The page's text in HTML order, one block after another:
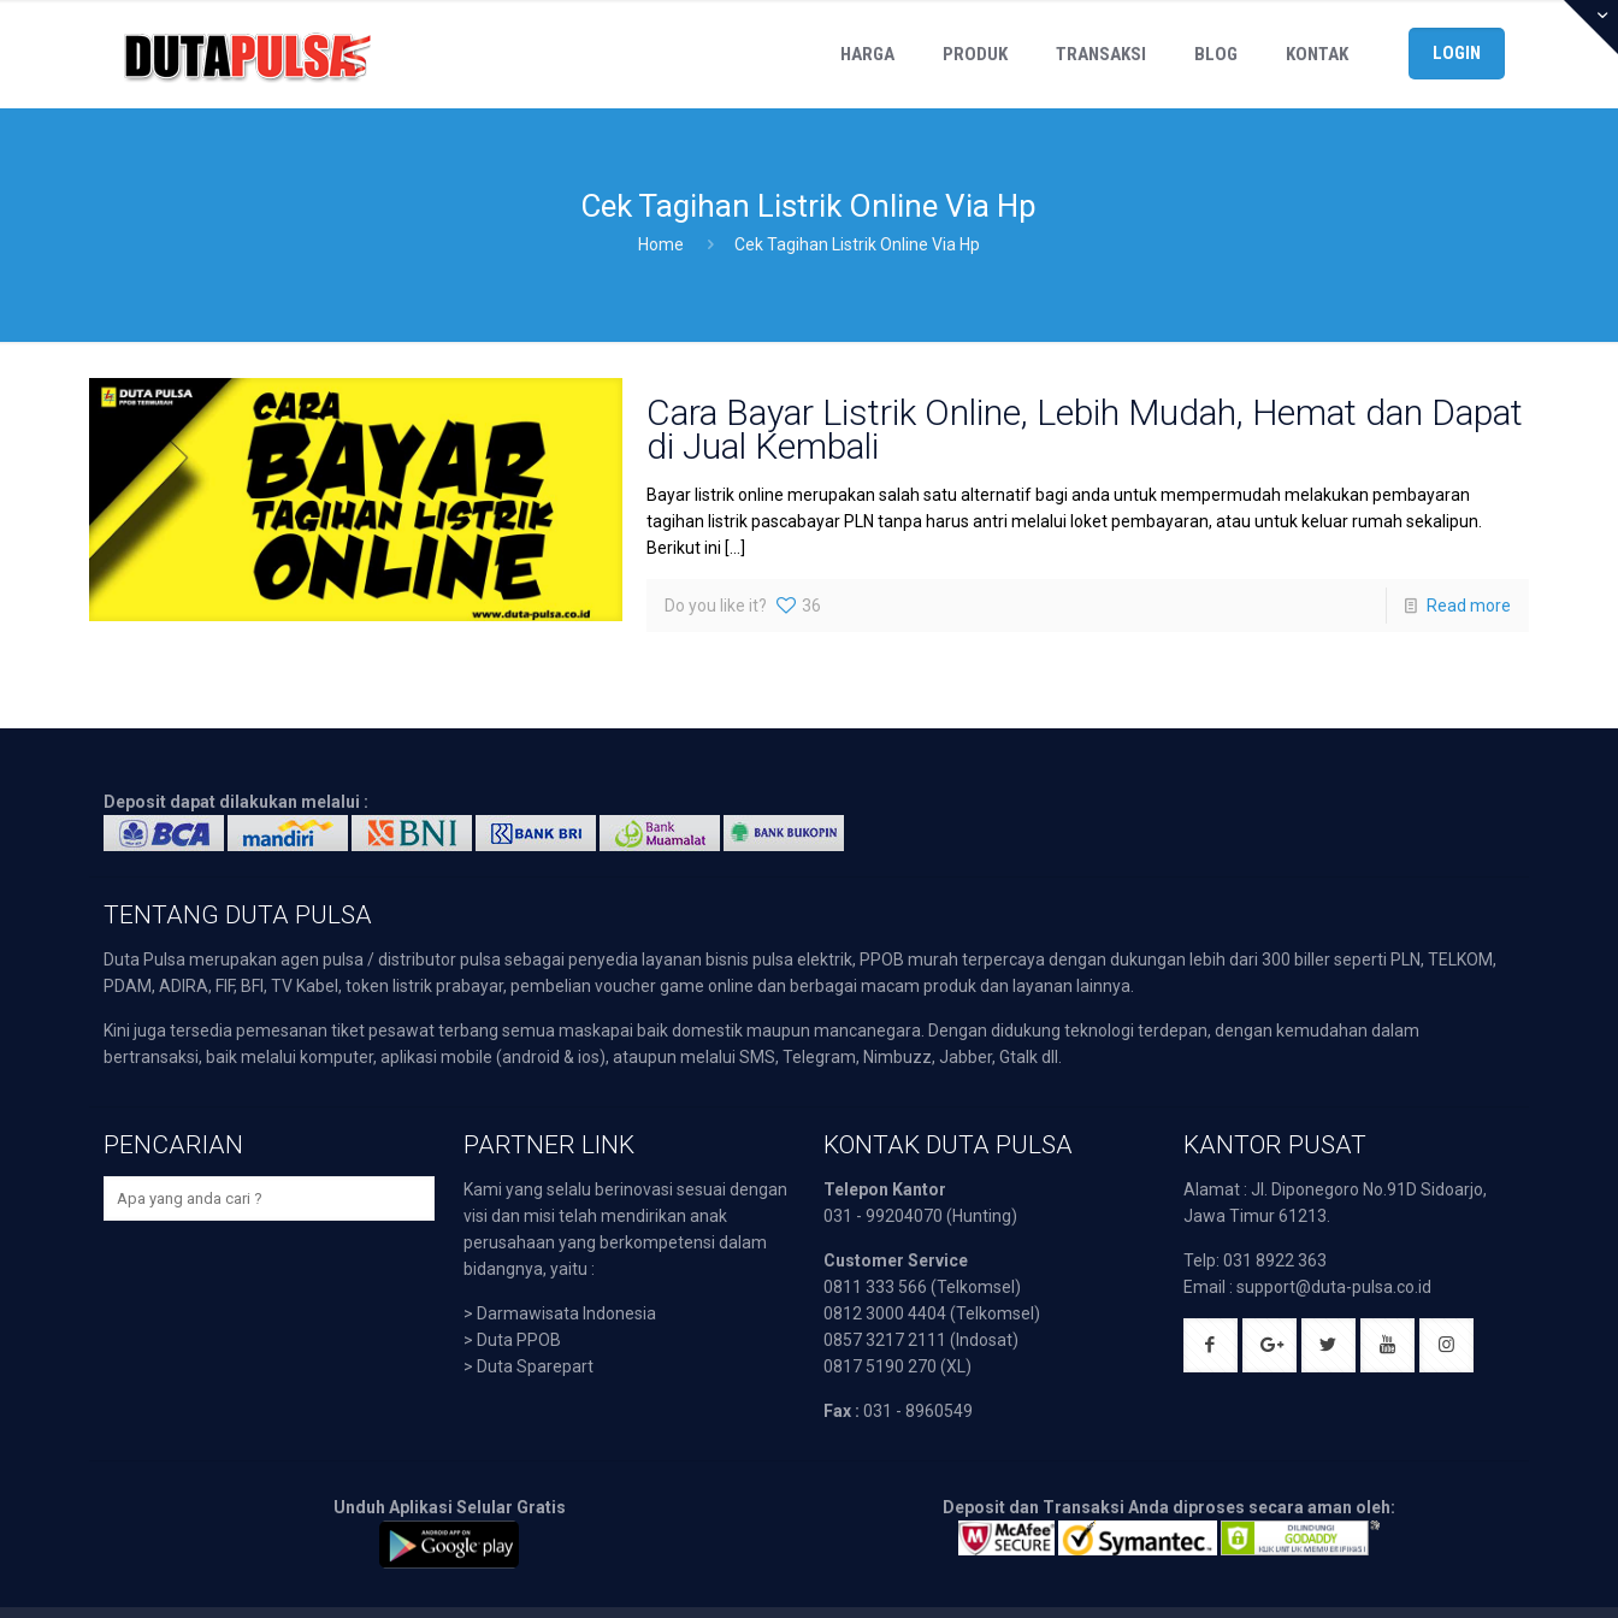
HARGA PRODUK TRANSAKSI BLOG KONTAK LOGIN
Cek Tagihan Listrik Online Via Hp
Home Cek Tagihan Listrik Online Via Hp
Cara Bayar Listrik Online, Lebih Mudah, Hemat dan Dapat
di Jual Kembali
Bayar listrik online merupakan salah satu alternatif bagi anda untuk mempermudah melakukan pembayaran
tagihan listrik pascabayar PLN tanpa harus antri melalui loket pembayaran, atau untuk keluar rumah sekalipun.
Berikut ini […]
Do you like it? 36 Read more
Deposit dapat dilakukan melalui :
TENTANG DUTA PULSA
Duta Pulsa merupakan agen pulsa / distributor pulsa sebagai penyedia layanan bisnis pulsa elektrik, PPOB murah terpercaya dengan dukungan lebih dari 300 biller seperti PLN, TELKOM,
PDAM, ADIRA, FIF, BFI, TV Kabel, token listrik prabayar, pembelian voucher game online dan berbagai macam produk dan layanan lainnya.
Kini juga tersedia pemesanan tiket pesawat terbang semua maskapai baik domestik maupun mancanegara. Dengan didukung teknologi terdepan, dengan kemudahan dalam
bertransaksi, baik melalui komputer, aplikasi mobile (android & ios), ataupun melalui SMS, Telegram, Nimbuzz, Jabber, Gtalk dll.
PENCARIAN PARTNER LINK
Kami yang selalu berinovasi sesuai dengan
visi dan misi telah mendirikan anak
perusahaan yang berkompetensi dalam
bidangnya, yaitu :
> Darmawisata Indonesia
> Duta PPOB
> Duta Sparepart
KONTAK DUTA PULSA
Telepon Kantor
031 - 99204070 (Hunting)
Customer Service
0811 333 566 (Telkomsel)
0812 3000 4404 (Telkomsel)
0857 3217 2111 (Indosat)
0817 5190 270 (XL)
Fax : 031 - 8960549
KANTOR PUSAT
Alamat : Jl. Diponegoro No.91D Sidoarjo,
Jawa Timur 61213.
Telp: 031 8922 363
Email : support@duta-pulsa.co.id
Unduh Aplikasi Selular Gratis Deposit dan Transaksi Anda diproses secara aman oleh: